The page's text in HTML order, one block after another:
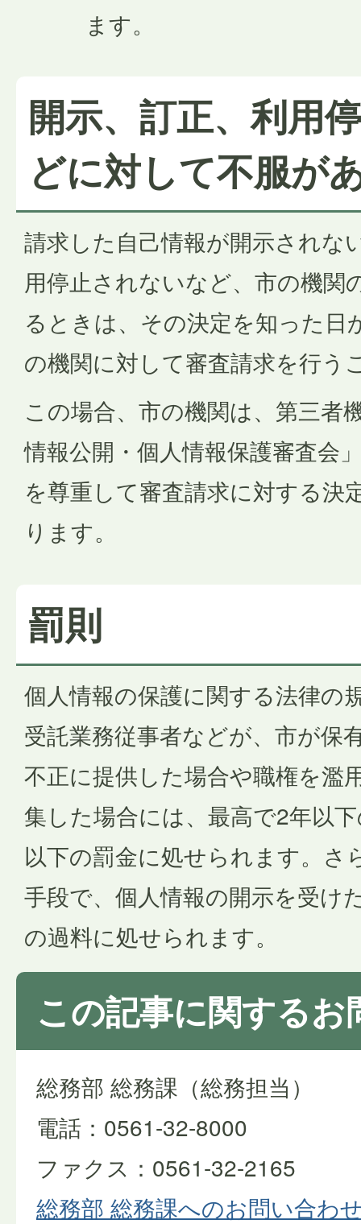
ます。
開示、訂正、利用
どに対して不服が
請求した自己情報が開示されな
用停止されないなど、市の機関
るときは、その決定を知った日
の機関に対して審査請求を行う
この場合、市の機関は、第三者
情報公開・個人情報保護審査会
を尊重して審査請求に対する決
ります。
罰則
個人情報の保護に関する法律の
受託業務従事者などが、市が保
不正に提供した場合や職権を濫
集した場合には、最高で2年以
以下の罰金に処せられます。さ
手段で、個人情報の開示を受け
の過料に処せられます。
この記事に関するお
総務部 総務課（総務担当）
電話：0561-32-8000
ファクス：0561-32-2165
総務部 総務課へのお問い合わ